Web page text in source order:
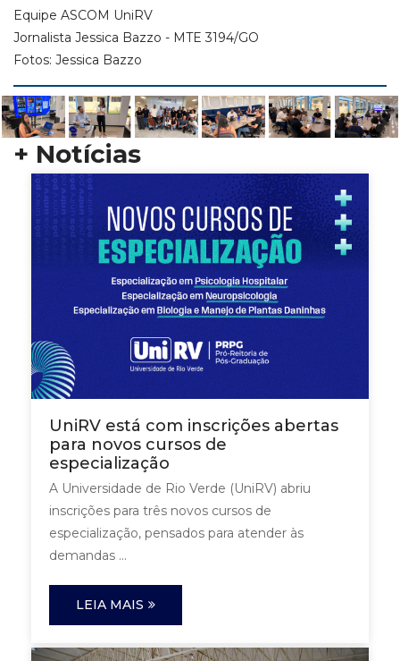
Equipe ASCOM UniRV
Jornalista Jessica Bazzo - MTE 3194/GO
Fotos: Jessica Bazzo
+ Notícias
UniRV está com inscrições abertas
para novos cursos de
especialização
A Universidade de Rio Verde (UniRV) abriu
inscrições para três novos cursos de
especialização, pensados para atender às
demandas ...
LEIA MAIS